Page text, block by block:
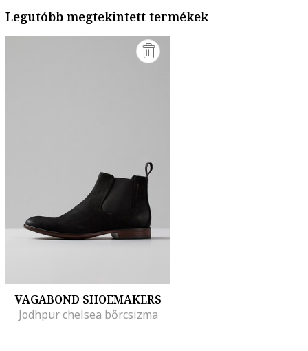
Legutóbb megtekintett termékek
VAGABOND SHOEMAKERS
Jodhpur chelsea bőrcsizma